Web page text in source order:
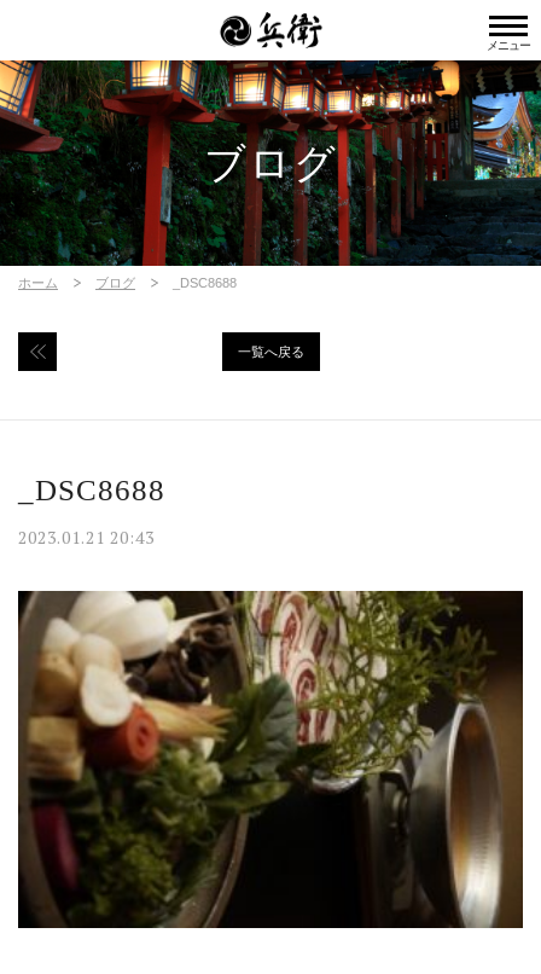
メニュー
ブログ
ホーム ブログ _DSC8688
一覧へ戻る
_DSC8688
2023.01.21 20:43